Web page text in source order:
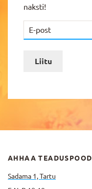
naksti!
Liitu
AHHAA TEADUSPOOD
Sadama 1, Tartu